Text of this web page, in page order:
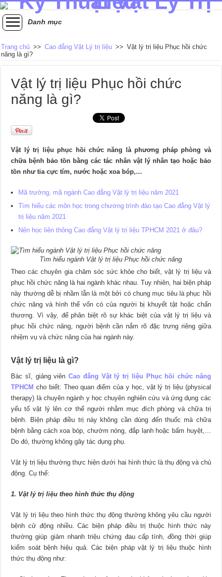
Danh mục
Trang chủ >> Cao đẳng Vật Lý trị liệu >> Vật lý trị liệu Phục hồi chức
năng là gì?
Vật lý trị liệu Phục hồi chức
năng là gì?
Vật lý trị liệu phục hồi chức năng là phương pháp phòng và
chữa bệnh bảo tồn bằng các tác nhân vật lý nhân tạo hoặc bảo
tồn như tia cực tím, nước hoặc xoa bóp,…
Mã trường, mã ngành Cao đẳng Vật lý trị liệu năm 2021
Tìm hiểu các môn học trong chương trình đào tạo Cao đẳng Vật lý
trị liệu năm 2021
Nên học liên thông Cao đẳng Vật lý trị liệu TPHCM 2021 ở đâu?
Tìm hiểu ngành Vật lý trị liệu Phục hồi chức năng
Theo các chuyên gia chăm sóc sức khỏe cho biết, vật lý trị liệu và
phục hồi chức năng là hai ngành khác nhau. Tuy nhiên, hai biện pháp
này thường dễ bị nhầm lẫn là một bởi có chung mục tiêu là phục hồi
chức năng và hình thể vốn có của người bị khuyết tật hoặc chấn
thương. Vì vậy, để phân biệt rõ sự khác biệt của vật lý trị liệu và
phục hồi chức năng, người bệnh cần nắm rõ đặc trưng riêng giữa
nhiệm vụ và chức năng của hai ngành này.
Vật lý trị liệu là gì?
Bác sĩ, giảng viênCao đẳng Vật lý trị liệu Phục hồi chức năng
TPHCM cho biết: Theo quan điểm của y học, vật lý trị liệu (physical
therapy) là chuyên ngành y học chuyên nghiên cứu và ứng dụng các
yếu tố vật lý lên cơ thể người nhằm mục đích phòng và chữa trị
bệnh. Biện pháp điều trị này không cần dùng đến thuốc mà chữa
bệnh bằng cách xoa bóp, chườm nóng, đắp lạnh hoặc bấm huyệt,…
Do đó, thường không gây tác dụng phụ.
Vật lý trị liệu thường thực hiện dưới hai hình thức là thụ động và chủ
động. Cụ thể:
1. Vật lý trị liệu theo hình thức thụ động
Vật lý trị liệu theo hình thức thụ động thường không yêu cầu người
bệnh cử động nhiều. Các biện pháp điều trị thuộc hình thức này
thường giúp giảm nhanh triệu chứng đau cấp tính, đồng thời giúp
kiểm soát bệnh hiệu quả. Các biện pháp vật lý trị liệu thuộc hình
thức thụ động như: